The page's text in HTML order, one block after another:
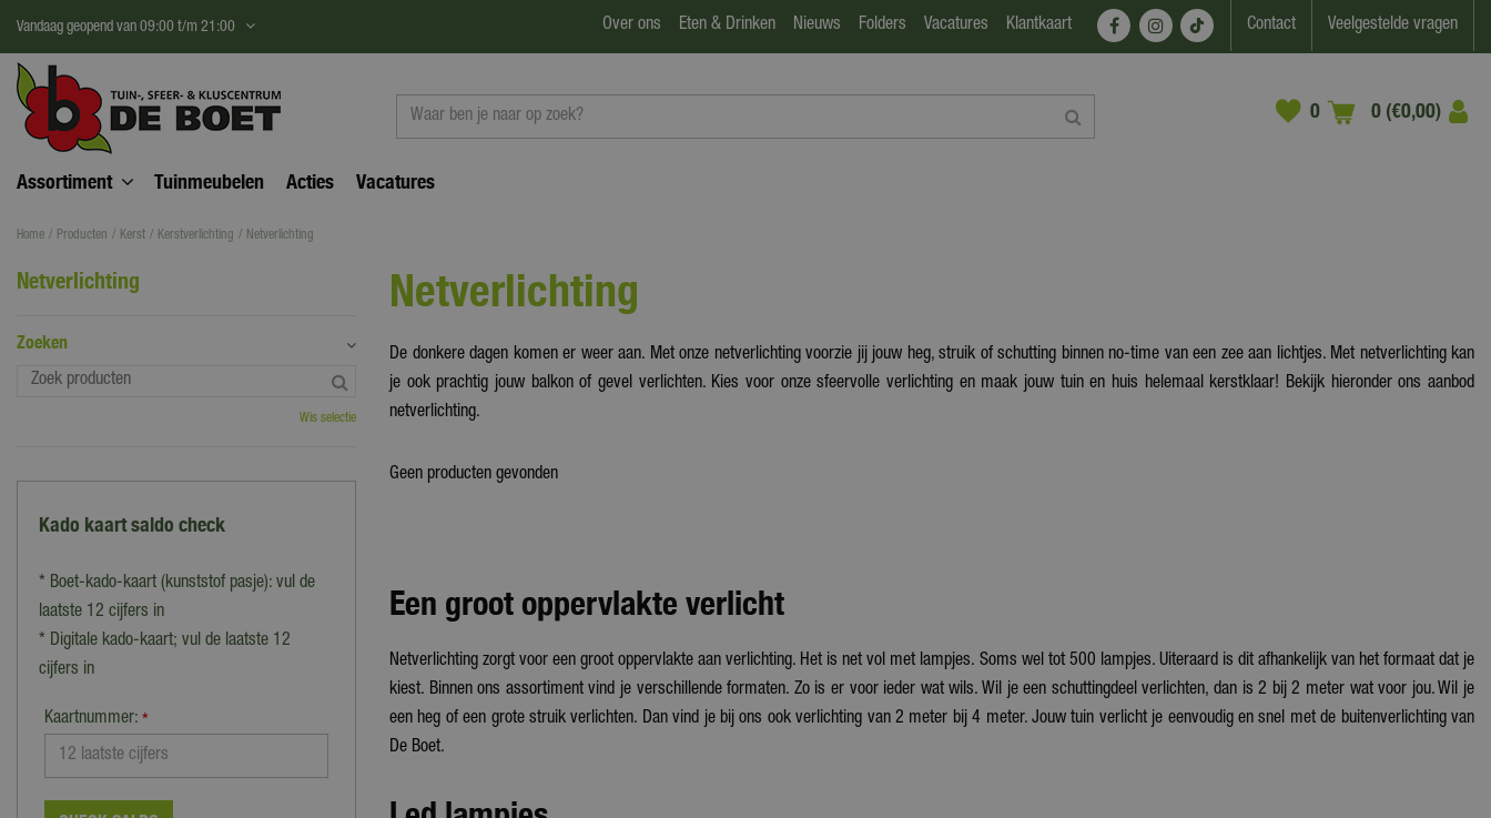
content
Home Producten Kerst Kerstverlichting Netverlichting
Vandaag geopend van 09:00 t/m 21:00 Over ons Eten & Drinken Nieuws Folders Vacatures Klantkaart Contact Veelgestelde vragen
0 (€0,00)
Assortiment Tuinmeubelen Acties Vacatures
Netverlichting
De donkere dagen komen er weer aan. Met onze netverlichting voorzie jij jouw heg, struik of schutting binnen no-time van een zee aan lichtjes. Met netverlichting kan
je ook prachtig jouw balkon of gevel verlichten. Kies voor onze sfeervolle verlichting en maak jouw tuin en huis helemaal kerstklaar! Bekijk hieronder ons aanbod
netverlichting.
Geen producten gevonden
Een groot oppervlakte verlicht
Netverlichting zorgt voor een groot oppervlakte aan verlichting. Het is net vol met lampjes. Soms wel tot 500 lampjes. Uiteraard is dit afhankelijk van het formaat dat je
kiest. Binnen ons assortiment vind je verschillende formaten. Zo is er voor ieder wat wils. Wil je een schuttingdeel verlichten, dan is 2 bij 2 meter wat voor jou. Wil je
een heg of een grote struik verlichten. Dan vind je bij ons ook verlichting van 2 meter bij 4 meter. Jouw tuin verlicht je eenvoudig en snel met de buitenverlichting van
De Boet.
Netverlichting
Zoeken
Wis selectie
Kado kaart saldo check
* Boet-kado-kaart (kunststof pasje): vul de
laatste 12 cijfers in
* Digitale kado-kaart; vul de laatste 12
cijfers in
Kaartnummer: *